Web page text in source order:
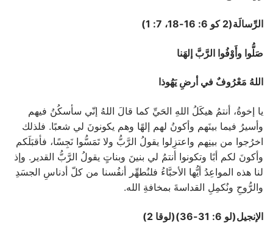
الرِّسالَة(2 كو 6: 16-18، 7: 1)
صَلُّوا وأَوْفُوا الرَّبَّ إلهَنا
اللهُ مَعْرُوفٌ في أرضِ يَهُوذا
يا إخوةُ، أنتمُ هيكَلُ اللهِ الحَيِّ كما قالَ اللهُ إنّي سأسكُنُ فيهم
وأسيرُ فيما بينَهم وأكونُ لهم إلهًا وهم يكونونَ لي شعبًا. فلذلك
اخرُجوا من بينِهم واعتزِلوا يقولُ الرَّبُّ ولا تَمَسُّوا نَجِسًا، فأقبَلَكم
وأكونَ لكم أبًا وتكونوا أنتمُ لي بنينَ وبناتٍ يقولُ الرَّبُّ القدير. وإذ
لنا هذه المواعِدُ أيُّها الأحبَّاءُ فلنُطهِّر أنفُسنا من كلّ أدناسِ الجسَدِ
والرُّوحِ ونُكمِلِ القداسةَ بمخافةِ الله.
الإنجيل(لو 6: 31-36)(لوقا 2)